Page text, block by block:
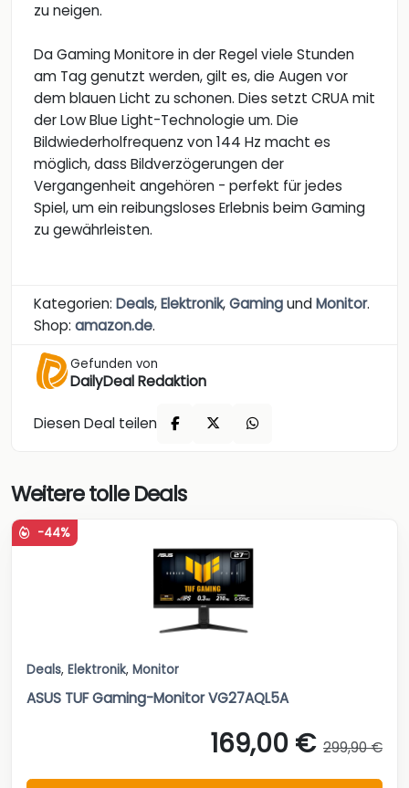
zu neigen.
Da Gaming Monitore in der Regel viele Stunden
am Tag genutzt werden, gilt es, die Augen vor
dem blauen Licht zu schonen. Dies setzt CRUA mit
der Low Blue Light-Technologie um. Die
Bildwiederholfrequenz von 144 Hz macht es
möglich, dass Bildverzögerungen der
Vergangenheit angehören - perfekt für jedes
Spiel, um ein reibungsloses Erlebnis beim Gaming
zu gewährleisten.
Kategorien: Deals,Elektronik,GamingundMonitor.
Shop: amazon.de.
Gefunden von
DailyDeal Redaktion
Diesen Deal teilen
Weitere tolle Deals
-44%
Deals, Elektronik, Monitor
ASUS TUF Gaming-Monitor VG27AQL5A
169,00 € 299,90 €